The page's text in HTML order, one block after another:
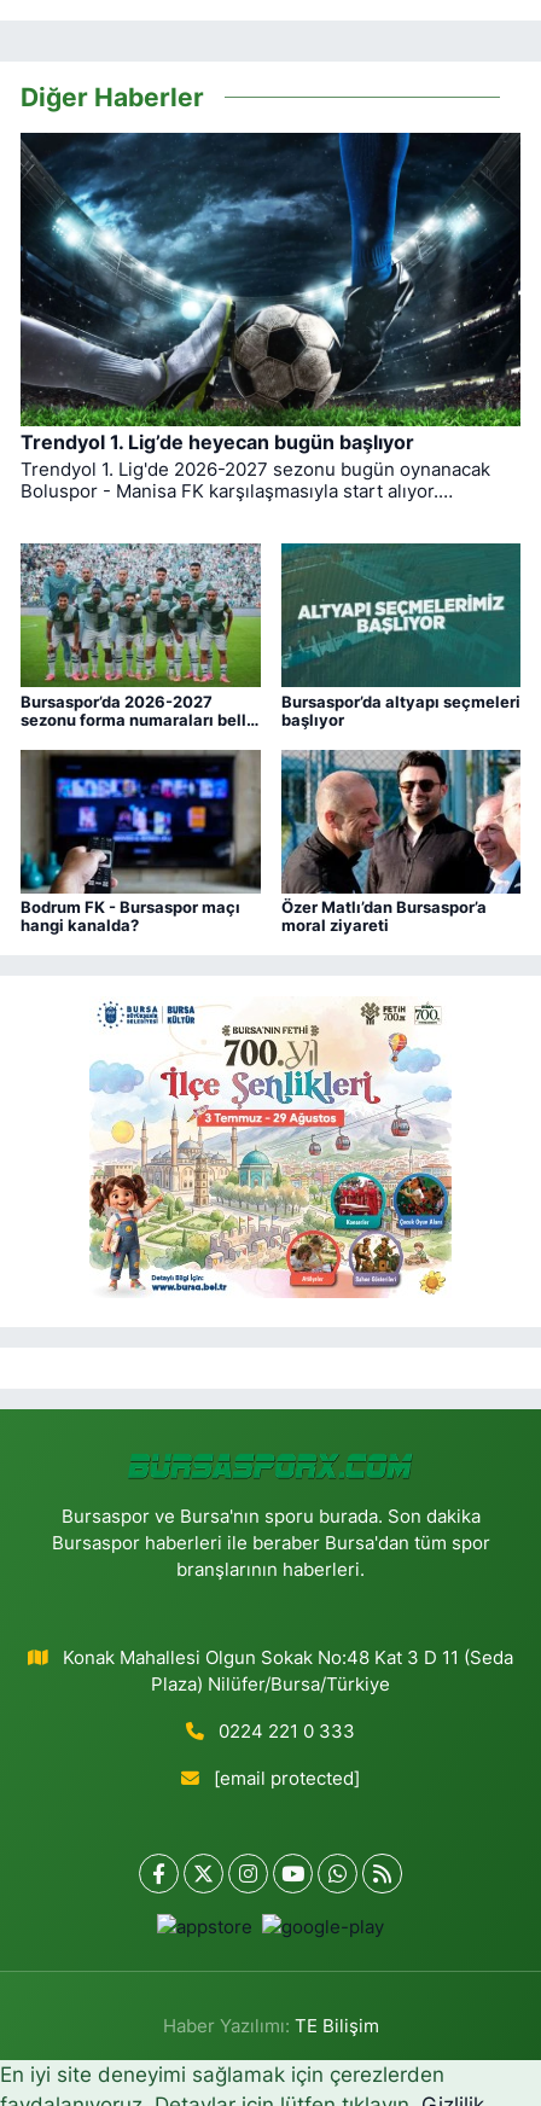
Diğer Haberler
Trendyol 1. Lig’de heyecan bugün başlıyor
Trendyol 1. Lig'de 2026-2027 sezonu bugün oynanacak
Boluspor - Manisa FK karşılaşmasıyla start alıyor.
Bursaspor’da 2026-2027
sezonu forma numaraları belli
Bursaspor’da altyapı seçmeleri
başlıyor
Bodrum FK - Bursaspor maçı
hangi kanalda?
Özer Matlı’dan Bursaspor’a
moral ziyareti
Bursaspor ve Bursa'nın sporu burada. Son dakika
Bursaspor haberleri ile beraber Bursa'dan tüm spor
branşlarının haberleri.
Konak Mahallesi Olgun Sokak No:48 Kat 3 D 11 (Seda
Plaza) Nilüfer/Bursa/Türkiye
0224 221 0 333
[email protected]
Haber Yazılımı: TE Bilişim
En iyi site deneyimi sağlamak için çerezlerden